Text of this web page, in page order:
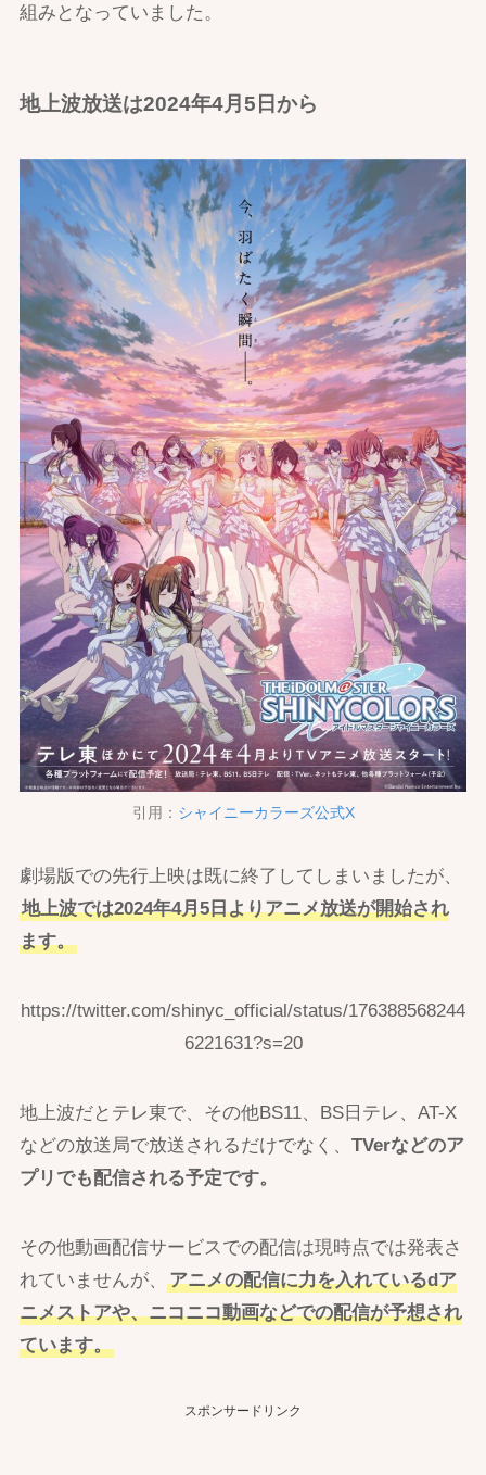
組みとなっていました。
地上波放送は2024年4月5日から
引用： シャイニーカラーズ公式X
劇場版での先行上映は既に終了してしまいましたが、
地上波では2024年4月5日よりアニメ放送が開始され
ます。
https://twitter.com/shinyc_official/status/176388568244
6221631?s=20
地上波だとテレ東で、その他BS11、BS日テレ、AT-X
などの放送局で放送されるだけでなく、 TVerなどのア
プリでも配信される予定です。
その他動画配信サービスでの配信は現時点では発表さ
れていませんが、
アニメの配信に力を入れているdア
ニメストアや、ニコニコ動画などでの配信が予想され
ています。
スポンサードリンク